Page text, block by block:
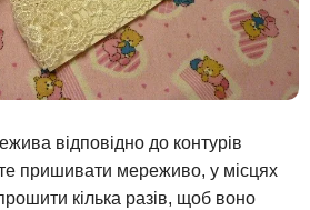
відповідно до контурів
пришивати мереживо, у місцях
кілька разів, щоб воно